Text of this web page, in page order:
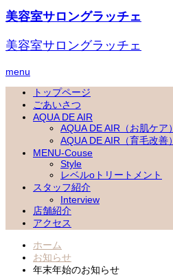
美容室サロングラッチェ
美容室サロングラッチェ
menu
トップページ
ごあいさつ
AQUA DE AIR
AQUA DE AIR（お肌ケア）
AQUA DE AIR（育毛改善）
MENU-Couse
Style
レベルoトリートメント
スタッフ紹介
Interview
店舗紹介
アクセス
ホーム
お知らせ
年末年始のお知らせ